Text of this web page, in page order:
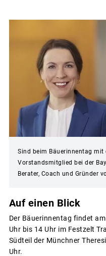
Sind beim Bäuerinnentag mit
Vorstandsmitglied bei der
Berater, Coach und Gründer
Auf einen Blick
Der Bäuerinnentag findet
Uhr bis 14 Uhr im Festzelt
Südteil der Münchner
Uhr.